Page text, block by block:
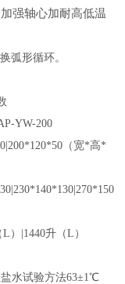
强轴心加耐高低温
弧形循环。
YW-200
（宽*高*
）|1440升（L）
水试验方法63±1℃